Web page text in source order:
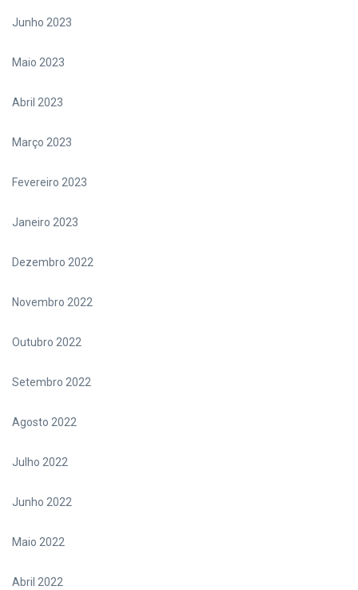
Junho 2023
Maio 2023
Abril 2023
Março 2023
Fevereiro 2023
Janeiro 2023
Dezembro 2022
Novembro 2022
Outubro 2022
Setembro 2022
Agosto 2022
Julho 2022
Junho 2022
Maio 2022
Abril 2022